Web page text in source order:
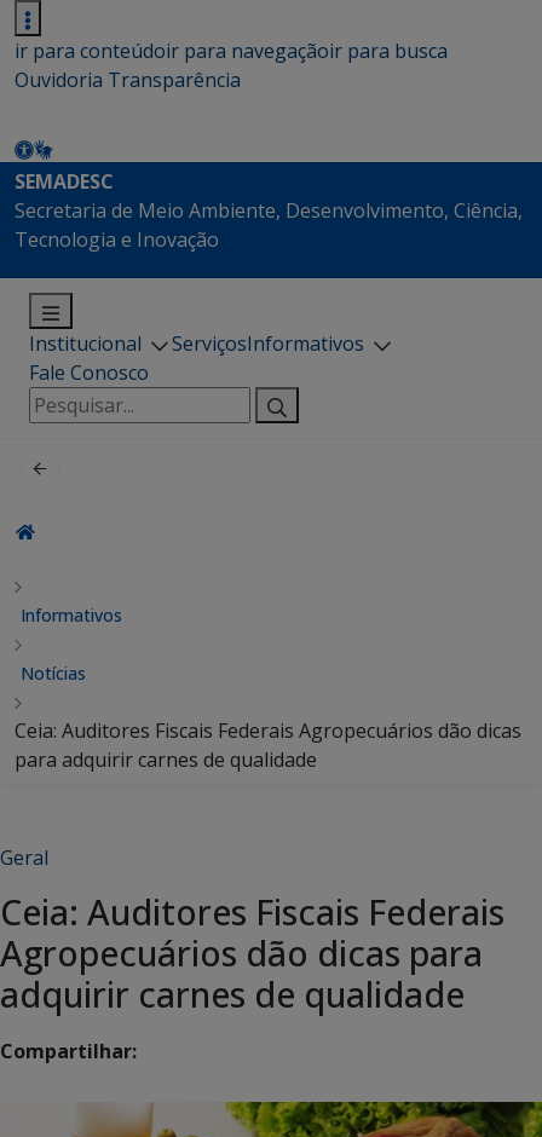
ir para conteúdoir para navegaçãoir para busca
Ouvidoria Transparência
SEMADESC
Secretaria de Meio Ambiente, Desenvolvimento, Ciência,
Tecnologia e Inovação
Institucional ServiçosInformativos
Fale Conosco
Pesquisar
por:
Informativos
Notícias
Ceia: Auditores Fiscais Federais Agropecuários dão dicas
para adquirir carnes de qualidade
Geral
Ceia: Auditores Fiscais Federais
Agropecuários dão dicas para
adquirir carnes de qualidade
Compartilhar: